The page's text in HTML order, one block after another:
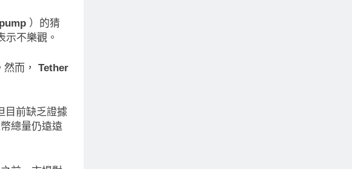
）的猜
示不樂觀。
而， Tether
目前缺乏證據
總量仍遠遠